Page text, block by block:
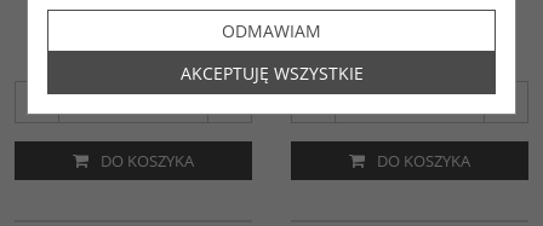
006-0100
36.45PLN
DO KOSZYKA
006-0105
49.68PLN
DO KOSZYKA
ODMAWIAM
AKCEPTUJĘ WSZYSTKIE